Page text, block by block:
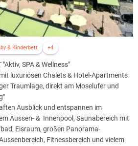
& Kinderbett +4
"Aktiv, SPA & Wellness"
luxuriösen Chalets & Hotel-Apartments
Traumlage, direkt am Moselufer und
Ausblick und entspannen im
Aussen- & Innenpool, Saunabereich mit
Eisraum, großen Panorama-
Fitnessbereich und vielem